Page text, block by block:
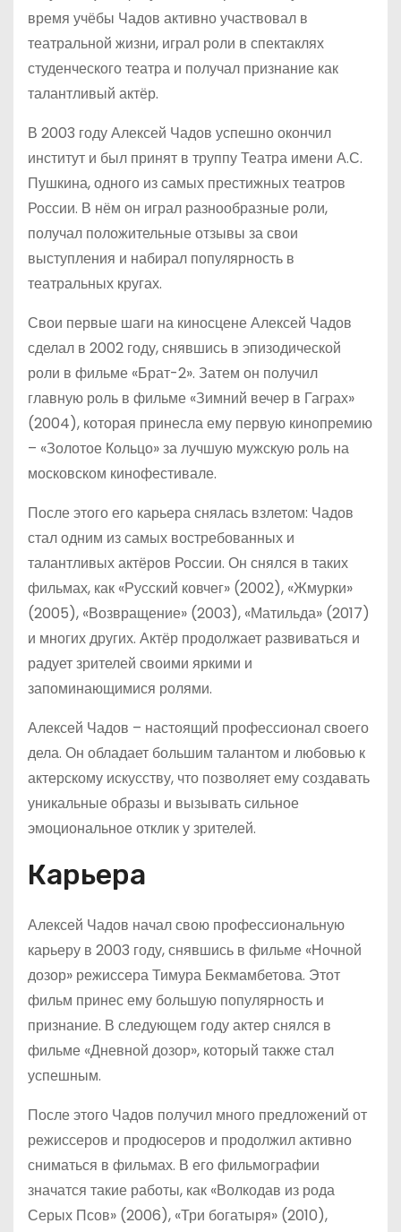
время учёбы Чадов активно участвовал в
театральной жизни, играл роли в спектаклях
студенческого театра и получал признание как
талантливый актёр.
В 2003 году Алексей Чадов успешно окончил
институт и был принят в труппу Театра имени А.С.
Пушкина, одного из самых престижных театров
России. В нём он играл разнообразные роли,
получал положительные отзывы за свои
выступления и набирал популярность в
театральных кругах.
Свои первые шаги на киносцене Алексей Чадов
сделал в 2002 году, снявшись в эпизодической
роли в фильме «Брат-2». Затем он получил
главную роль в фильме «Зимний вечер в Гаграх»
(2004), которая принесла ему первую кинопремию
– «Золотое Кольцо» за лучшую мужскую роль на
московском кинофестивале.
После этого его карьера снялась взлетом: Чадов
стал одним из самых востребованных и
талантливых актёров России. Он снялся в таких
фильмах, как «Русский ковчег» (2002), «Жмурки»
(2005), «Возвращение» (2003), «Матильда» (2017)
и многих других. Актёр продолжает развиваться и
радует зрителей своими яркими и
запоминающимися ролями.
Алексей Чадов – настоящий профессионал своего
дела. Он обладает большим талантом и любовью к
актерскому искусству, что позволяет ему создавать
уникальные образы и вызывать сильное
эмоциональное отклик у зрителей.
Карьера
Алексей Чадов начал свою профессиональную
карьеру в 2003 году, снявшись в фильме «Ночной
дозор» режиссера Тимура Бекмамбетова. Этот
фильм принес ему большую популярность и
признание. В следующем году актер снялся в
фильме «Дневной дозор», который также стал
успешным.
После этого Чадов получил много предложений от
режиссеров и продюсеров и продолжил активно
сниматься в фильмах. В его фильмографии
значатся такие работы, как «Волкодав из рода
Серых Псов» (2006), «Три богатыря» (2010),